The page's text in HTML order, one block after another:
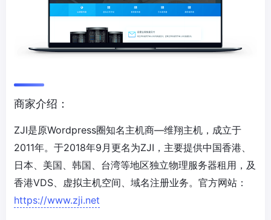
商家介绍：
ZJI是原Wordpress圈知名主机商—维翔主机，成立于
2011年。于2018年9月更名为ZJI，主要提供中国香港、
日本、美国、韩国、台湾等地区独立物理服务器租用，及
香港VDS、虚拟主机空间、域名注册业务。官方网站：
https://www.zji.net